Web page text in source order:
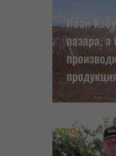
Иван
пазара, а